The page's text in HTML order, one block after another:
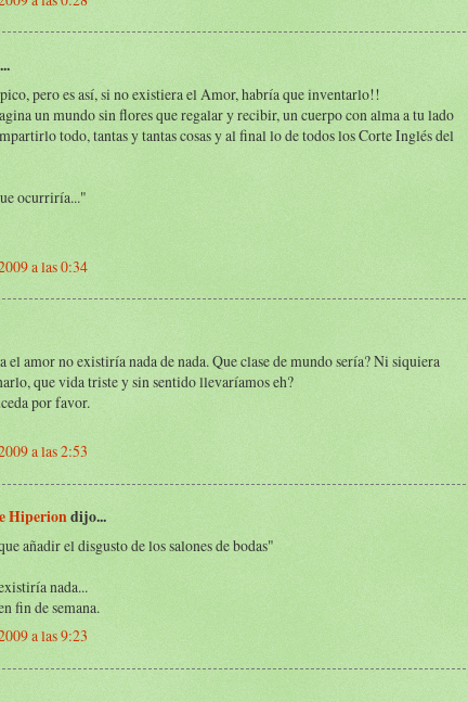
pero es así, si no existiera el Amor, habría que inventarlo!!
un mundo sin flores que regalar y recibir, un cuerpo con alma a tu lado
todo, tantas y tantas cosas y al final lo de todos los Corte Inglés del
ocurriría..."
a las 0:34
el amor no existiría nada de nada. Que clase de mundo sería? Ni siquiera
que vida triste y sin sentido llevaríamos eh?
por favor.
a las 2:53
Hiperiondijo...
añadir el disgusto de los salones de bodas"
nada...
fin de semana.
a las 9:23